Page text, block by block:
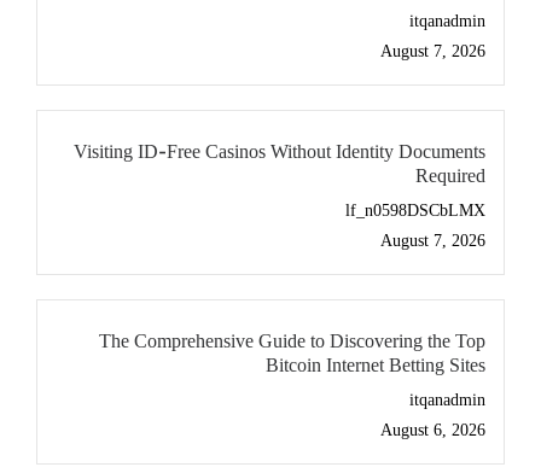
itqanadmin
August 7, 2026
Visiting ID-Free Casinos Without Identity Documents
Required
lf_n0598DSCbLMX
August 7, 2026
The Comprehensive Guide to Discovering the Top
Bitcoin Internet Betting Sites
itqanadmin
August 6, 2026